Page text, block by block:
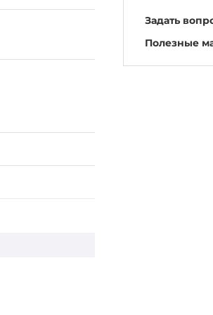
Задать
Полезные